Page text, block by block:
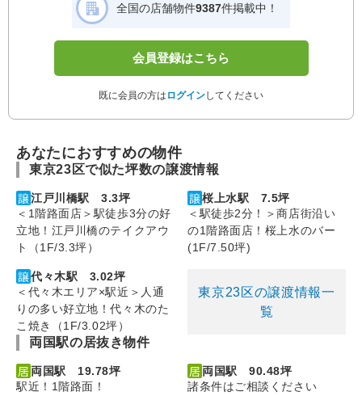
全国の店舗物件9387件掲載中！
会員登録はこちら
既に会員の方は ログインしてください
あなたにおすすめの物件
東京23区で似た坪数の譲渡情報
江戸川橋駅 3.3坪
＜1階路面店＞駅徒歩3分の好
立地！江戸川橋のテイクアウ
ト（1F/3.3坪）
桜上水駅 7.5坪
＜駅徒歩2分！＞商店街沿い
の1階路面店！桜上水のバー
(1F/7.50坪)
代々木駅 3.02坪
＜代々木エリア×駅近＞人通
りの多い好立地！代々木のた
こ焼き（1F/3.02坪）
東京23区の譲渡情報一
覧
両国駅の居抜き物件
両国駅 19.78坪
駅近！1階路面！
両国駅 90.48坪
諸条件はご相談ください